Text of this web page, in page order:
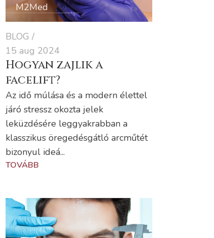
M2Med
BLOG
15 aug 2024
Hogyan zajlik a
facelift?
Az idő múlása és a modern élettel
járó stressz okozta jelek
leküzdésére leggyakrabban a
klasszikus öregedésgátló arcműtét
bizonyul ideá...
TOVÁBB